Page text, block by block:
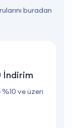
buradan
İndirim
ve üzeri